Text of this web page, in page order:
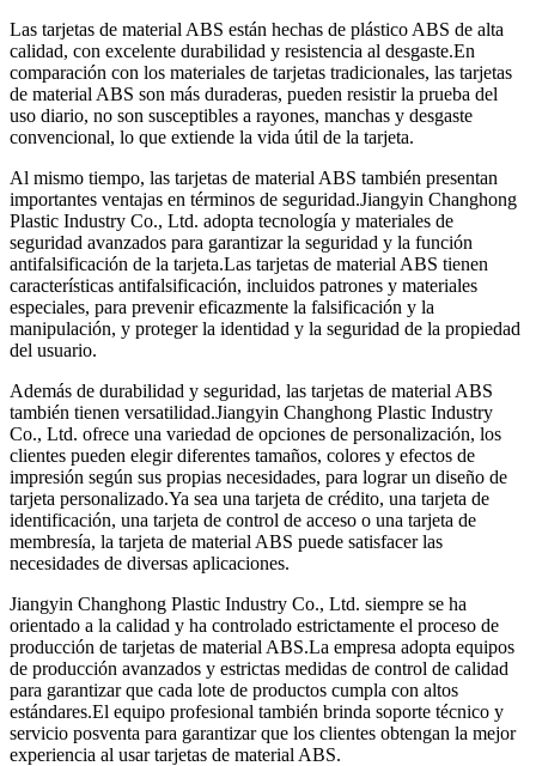
Las tarjetas de material ABS están hechas de plástico ABS de alta
calidad, con excelente durabilidad y resistencia al desgaste.En
comparación con los materiales de tarjetas tradicionales, las tarjetas
de material ABS son más duraderas, pueden resistir la prueba del
uso diario, no son susceptibles a rayones, manchas y desgaste
convencional, lo que extiende la vida útil de la tarjeta.
Al mismo tiempo, las tarjetas de material ABS también presentan
importantes ventajas en términos de seguridad.Jiangyin Changhong
Plastic Industry Co., Ltd. adopta tecnología y materiales de
seguridad avanzados para garantizar la seguridad y la función
antifalsificación de la tarjeta.Las tarjetas de material ABS tienen
características antifalsificación, incluidos patrones y materiales
especiales, para prevenir eficazmente la falsificación y la
manipulación, y proteger la identidad y la seguridad de la propiedad
del usuario.
Además de durabilidad y seguridad, las tarjetas de material ABS
también tienen versatilidad.Jiangyin Changhong Plastic Industry
Co., Ltd. ofrece una variedad de opciones de personalización, los
clientes pueden elegir diferentes tamaños, colores y efectos de
impresión según sus propias necesidades, para lograr un diseño de
tarjeta personalizado.Ya sea una tarjeta de crédito, una tarjeta de
identificación, una tarjeta de control de acceso o una tarjeta de
membresía, la tarjeta de material ABS puede satisfacer las
necesidades de diversas aplicaciones.
Jiangyin Changhong Plastic Industry Co., Ltd. siempre se ha
orientado a la calidad y ha controlado estrictamente el proceso de
producción de tarjetas de material ABS.La empresa adopta equipos
de producción avanzados y estrictas medidas de control de calidad
para garantizar que cada lote de productos cumpla con altos
estándares.El equipo profesional también brinda soporte técnico y
servicio posventa para garantizar que los clientes obtengan la mejor
experiencia al usar tarjetas de material ABS.